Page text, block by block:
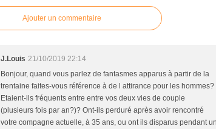
Ajouter un commentaire
J.Louis 21/10/2019 22:14
Bonjour, quand vous parlez de fantasmes apparus à partir de la
trentaine faites-vous référence à de l attirance pour les hommes?
Etaient-ils fréquents entre entre vos deux vies de couple
(plusieurs fois par an?)? Ont-ils perduré après avoir rencontré
votre compagne actuelle, à 35 ans, ou ont ils disparus pendant